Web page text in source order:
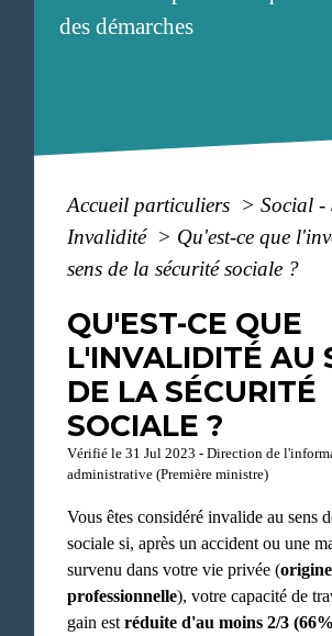
des démarches
Accueil particuliers > Social -
Invalidité > Qu'est-ce que
sens de la sécurité sociale ?
QU'EST-CE QUE
L'INVALIDITÉ AU
DE LA SÉCURITÉ
SOCIALE ?
Vérifié le 31 Jul 2023 - Direction de
administrative (Première ministre)
Vous êtes considéré invalide au sens
sociale si, après un accident ou une
survenu dans votre vie privée (
professionnelle), votre capacité de
gain estréduite d'au moins 2/3